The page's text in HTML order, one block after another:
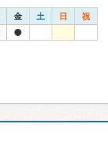
金 土 日 祝